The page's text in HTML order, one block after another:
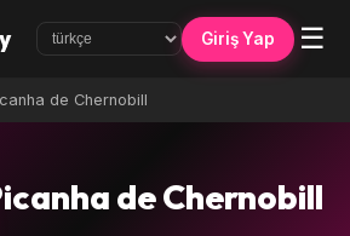
Giriş Yap ☰
de Chernobill
de Chernobill